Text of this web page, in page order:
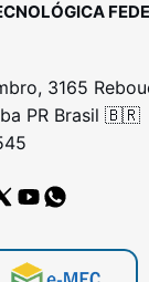
3165
PR Brasil 🇧🇷